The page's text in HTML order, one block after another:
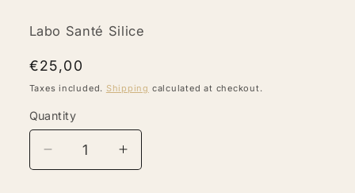
Labo Santé Silice
Regular
price
€25,00
Taxes included. Shipping calculated at checkout.
Quantity
Quantity
Decrease
quantity
Increase
quantity